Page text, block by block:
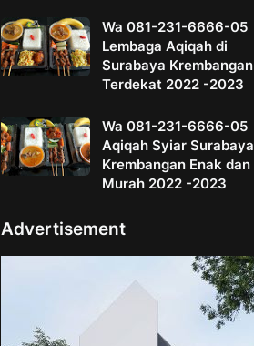
Wa 081-231-6666-05
Lembaga Aqiqah di
Surabaya Krembangan
Terdekat 2022 -2023
Wa 081-231-6666-05
Aqiqah Syiar Surabaya
Krembangan Enak dan
Murah 2022 -2023
Advertisement